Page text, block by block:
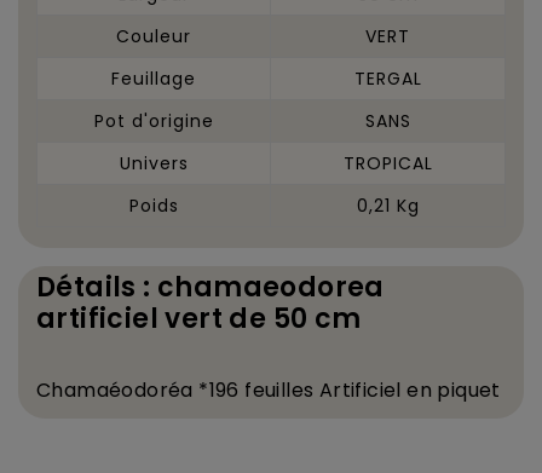
Couleur
VERT
Feuillage
TERGAL
Pot d'origine
SANS
Univers
TROPICAL
Poids
0,21 Kg
Détails : chamaeodorea
artificiel vert de 50 cm
Chamaéodoréa *196 feuilles Artificielen piquet